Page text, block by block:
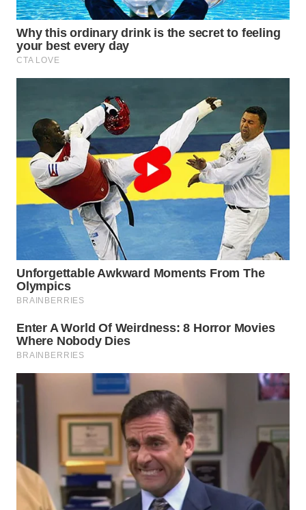
WN
SUKABUMI
WN
PRIANGAN
TIMUR
WN
SEMARANG
SOLO
WN
BOROBUDUR
WN
MADURA
WN
WN
BINTAN